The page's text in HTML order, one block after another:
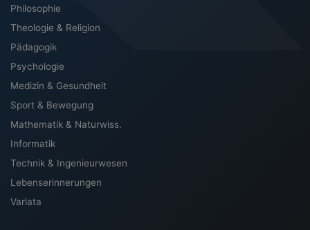
Philosophie
Theologie & Religion
Pädagogik
Psychologie
Medizin & Gesundheit
Sport & Bewegung
Mathematik & Naturwiss.
Informatik
Technik & Ingenieurwesen
Lebenserinnerungen
Variata